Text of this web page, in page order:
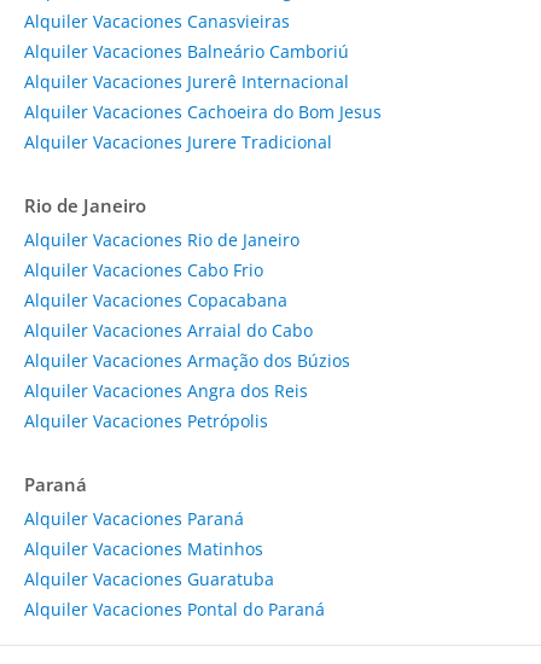
Alquiler Vacaciones Canasvieiras
Alquiler Vacaciones Balneário Camboriú
Alquiler Vacaciones Jurerê Internacional
Alquiler Vacaciones Cachoeira do Bom Jesus
Alquiler Vacaciones Jurere Tradicional
Rio de Janeiro
Alquiler Vacaciones Rio de Janeiro
Alquiler Vacaciones Cabo Frio
Alquiler Vacaciones Copacabana
Alquiler Vacaciones Arraial do Cabo
Alquiler Vacaciones Armação dos Búzios
Alquiler Vacaciones Angra dos Reis
Alquiler Vacaciones Petrópolis
Paraná
Alquiler Vacaciones Paraná
Alquiler Vacaciones Matinhos
Alquiler Vacaciones Guaratuba
Alquiler Vacaciones Pontal do Paraná